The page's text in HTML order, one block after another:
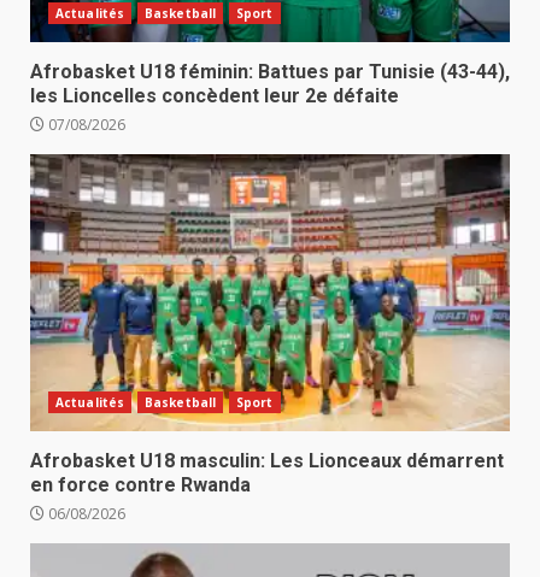
Actualités Basketball Sport
Afrobasket U18 féminin: Battues par Tunisie (43-44),
les Lioncelles concèdent leur 2e défaite
07/08/2026
Actualités Basketball Sport
Afrobasket U18 masculin: Les Lionceaux démarrent
en force contre Rwanda
06/08/2026